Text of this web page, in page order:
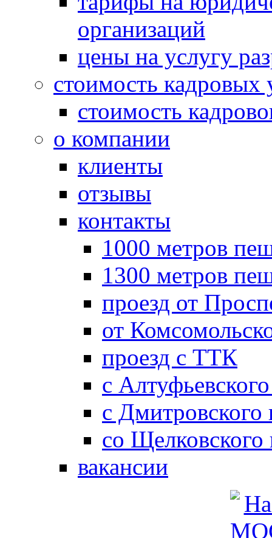
организаций
цены на услугу
стоимость кадровых
стоимость
о компании
клиенты
отзывы
контакты
1000 метров
1300 метров
проезд от
от
проезд с ТТК
с
с Дмитровского
со Щелковского
вакансии